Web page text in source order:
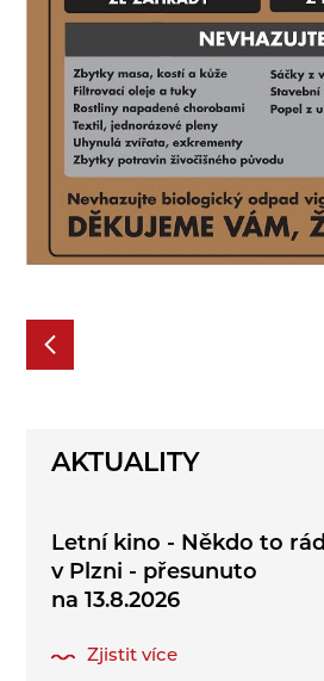
AKTUALITY
Letní kino - Někdo to rád
v Plzni - přesunuto
na 13.8.2026
Zjistit více